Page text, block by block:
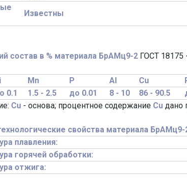
Известны
состав в % материала БрАМц9-2 ГОСТ 18175
Mn P Al Cu
0.1 1.5 - 2.5 до 0.01 8 - 10 86 - 90.5
Cu - основа; процентное содержание Cu дано
свойства материала БрАМц9-
плавления:
горячей обработки:
отжига: